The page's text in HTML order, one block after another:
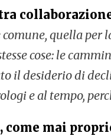
comune, quella per
cose: le
il desiderio di
e al tempo,
mai